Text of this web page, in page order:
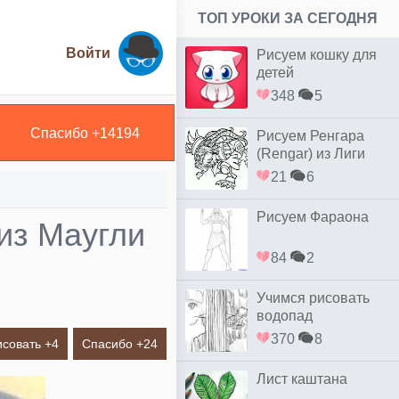
Войти
Спасибо +14194
Маугли
+4 Спасибо +24
ТОП УРОКИ ЗА СЕГОДНЯ
Рисуем кошку для
детей
348
5
Рисуем Ренгара
(Rengar) из Лиги
Легенд
21 6
Рисуем Фараона
84 2
Учимся рисовать
водопад
370
8
Лист каштана